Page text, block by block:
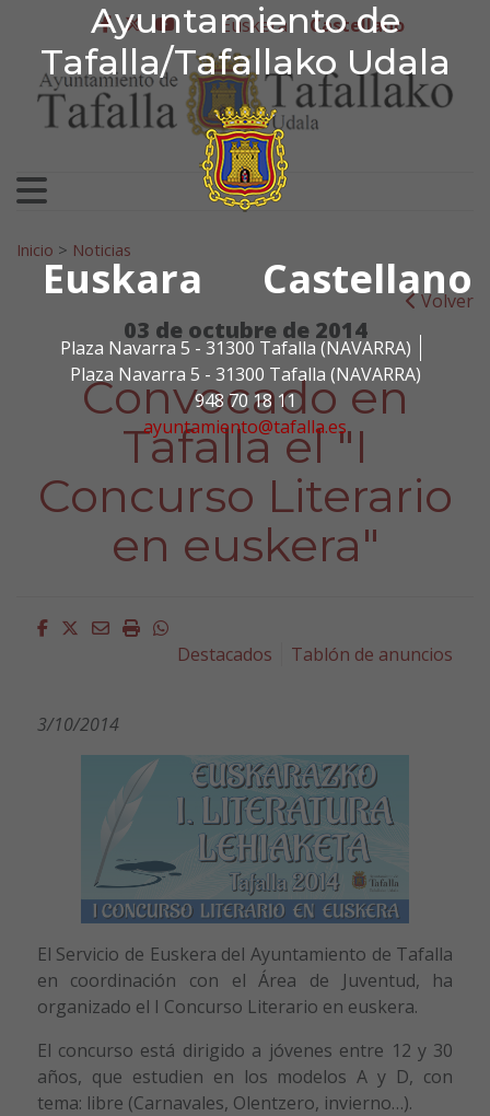
Ayuntamiento de
Tafalla/Tafallako Udala
Euskara Castellano
Plaza Navarra 5 - 31300 Tafalla (NAVARRA)
Plaza Navarra 5 - 31300 Tafalla (NAVARRA)
948 70 18 11
ayuntamiento@tafalla.es
Ir al contenido
Ayuntamiento de
facebook
twitter
youtube
Euskera Castellano
Search for:
Inicio > Noticias
Volver
03 de octubre de 2014
Convocado en
Tafalla el "I
Concurso Literario
en euskera"
Facebook
Twitter
EmailImprimirWhatsapp
Destacados
Tablón de anuncios
3/10/2014
El Servicio de Euskera del Ayuntamiento de Tafalla
en coordinación con el Área de Juventud, ha
organizado el I Concurso Literario en euskera.
El concurso está dirigido a jóvenes entre 12 y 30
años, que estudien en los modelos A y D, con
tema: libre (Carnavales, Olentzero, invierno…).